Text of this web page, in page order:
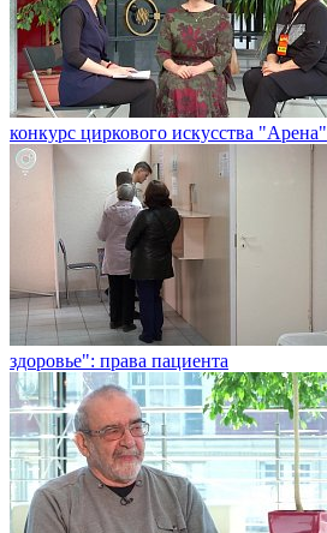
конкурс циркового искусства "Арена"
здоровье": права пациента